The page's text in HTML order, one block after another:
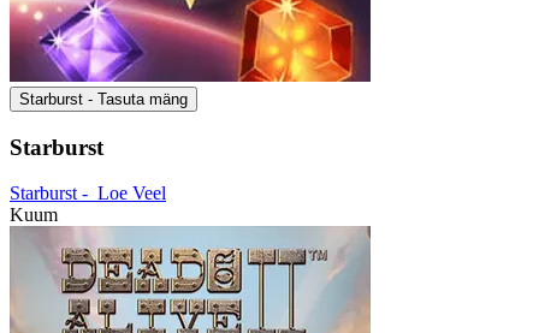
Starburst - Tasuta mäng
Starburst
Starburst - Loe Veel
Kuum